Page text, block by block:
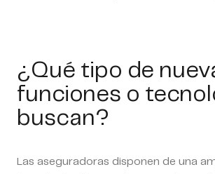
¿Qué tipo de
funciones o
buscan?
Las aseguradoras disponen de una